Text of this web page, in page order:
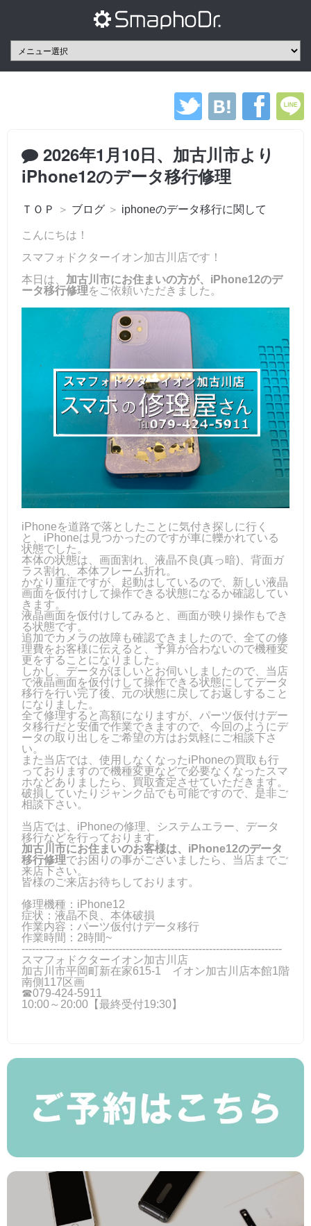
2026年1月10日、加古川市より
iPhone12のデータ移行修理
ＴＯＰ ＞ ブログ ＞ iphoneのデータ移行に関して
こんにちは！
スマフォドクターイオン加古川店です！
本日は、 加古川市にお住まいの方が、iPhone12のデ
ータ移行修理をご依頼いただきました。
iPhoneを道路で落としたことに気付き探しに行く
と、iPhoneは見つかったのですが車に轢かれている
状態でした。
本体の状態は、画面割れ、液晶不良(真っ暗)、背面ガ
ラス割れ、本体フレーム折れ。
かなり重症ですが、起動はしているので、新しい液晶
画面を仮付けして操作できる状態になるか確認してい
きます。
液晶画面を仮付けしてみると、画面が映り操作もでき
る状態です。
追加でカメラの故障も確認できましたので、全ての修
理費をお客様に伝えると、予算が合わないので機種変
更をすることになりました。
しかし、データがほしいとお伺いしましたので、当店
で液晶画面を仮付けして操作できる状態にしてデータ
移行を行い完了後、元の状態に戻してお返しすること
になりました。
全て修理すると高額になりますが、パーツ仮付けデー
タ移行だと安価で作業できますので、今回のようにデ
ータの取り出しをご希望の方はお気軽にご相談下さ
い。
また当店では、使用しなくなったiPhoneの買取も行
っておりますので機種変更などで必要なくなったスマ
ホなどありましたら、買取査定させていただきます。
破損していたりジャンク品でも可能ですので、是非ご
相談下さい。
当店では、iPhoneの修理、システムエラー、データ
移行などを行っております。
加古川市にお住まいのお客様は、iPhone12のデータ
移行修理でお困りの事がございましたら、当店までご
来店下さい。
皆様のご来店お待ちしております。
修理機種：iPhone12
症状：液晶不良、本体破損
作業内容：パーツ仮付けデータ移行
作業時間：2時間~
---------------------------------------------------------------------------
スマフォドクターイオン加古川店
加古川市平岡町新在家615-1 イオン加古川店本館1階
南側117区画
☎079-424‐5911
10:00～20:00【最終受付19:30】